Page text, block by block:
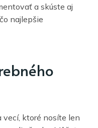
a skúste aj
najlepšie
ktoré nosíte len